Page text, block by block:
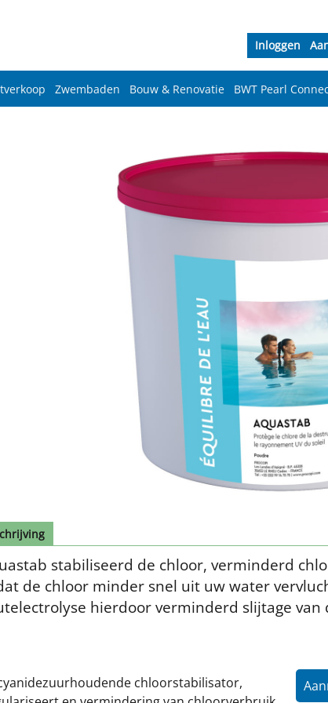
Inloggen
Zwembaden Bouw & Renovatie BWT Pearl
stabiliseerd de chloor, verminderd
de chloor minder snel uit uw water
hierdoor verminderd slijtage van
chloorstabilisator, 